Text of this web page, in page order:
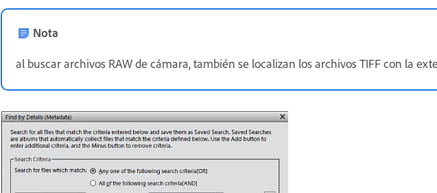
Nota
al buscar archivos RAW de cámara, también se localizan los archivos TIFF con la